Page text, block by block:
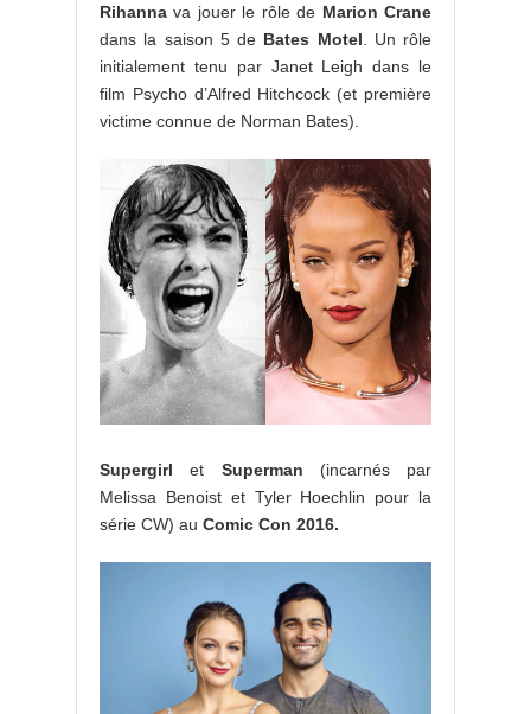
Rihanna va jouer le rôle de Marion Crane
dans la saison 5 de Bates Motel . Un rôle
initialement tenu par Janet Leigh dans le
film Psycho d’Alfred Hitchcock (et première
victime connue de Norman Bates).
Supergirl et Superman (incarnés par
Melissa Benoist et Tyler Hoechlin pour la
série CW) au Comic Con 2016.